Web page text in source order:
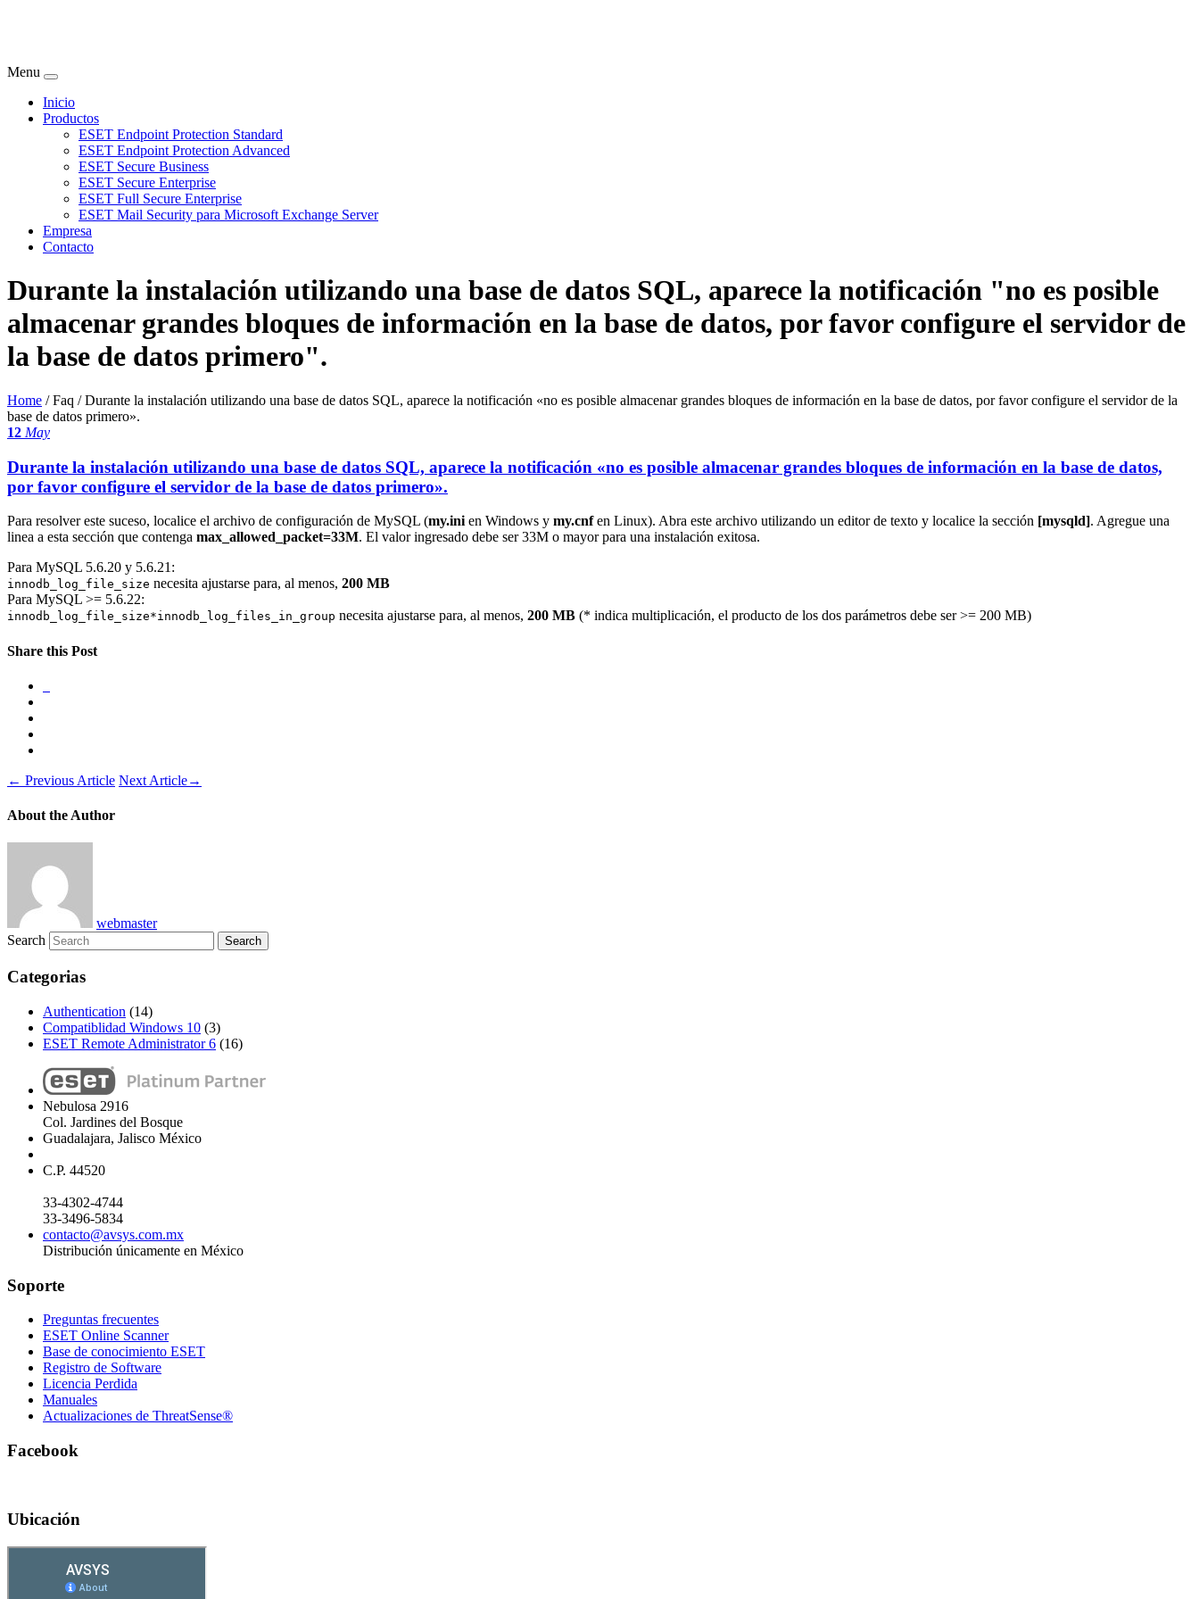
Menu
Inicio
Productos
ESET Endpoint Protection Standard
ESET Endpoint Protection Advanced
ESET Secure Business
ESET Secure Enterprise
ESET Full Secure Enterprise
ESET Mail Security para Microsoft Exchange Server
Empresa
Contacto
Durante la instalación utilizando una base de datos SQL, aparece la notificación "no es posible
almacenar grandes bloques de información en la base de datos, por favor configure el servidor de
la base de datos primero".
Home / Faq /Durante la instalación utilizando una base de datos SQL, aparece la notificación «no es posible almacenar grandes bloques de información en la base de datos, por favor configure el servidor de la
base de datos primero».
12 May
Durante la instalación utilizando una base de datos SQL, aparece la notificación «no es posible almacenar grandes bloques de información en la base de datos,
por favor configure el servidor de la base de datos primero».
Para resolver este suceso, localice el archivo de configuración de MySQL (my.ini en Windows y my.cnfen Linux). Abra este archivo utilizando un editor de texto y localice la sección [mysqld]. Agregue una
linea a esta sección que contenga max_allowed_packet=33M. El valor ingresado debe ser 33M o mayor para una instalación exitosa.
Para MySQL 5.6.20 y 5.6.21:
innodb_log_file_size necesita ajustarse para, al menos, 200 MB
Para MySQL >= 5.6.22:
innodb_log_file_size*innodb_log_files_in_group necesita ajustarse para, al menos, 200 MB (* indica multiplicación, el producto de los dos parámetros debe ser >= 200 MB)
Share this Post
← Previous Article Next Article→
About the Author
webmaster
Search
Categorias
Authentication (14)
Compatiblidad Windows 10 (3)
ESET Remote Administrator 6 (16)
Nebulosa 2916
Col. Jardines del Bosque
Guadalajara, Jalisco México
C.P. 44520
33-4302-4744
33-3496-5834
contacto@avsys.com.mx
Distribución únicamente en México
Soporte
Preguntas frecuentes
ESET Online Scanner
Base de conocimiento ESET
Registro de Software
Licencia Perdida
Manuales
Actualizaciones de ThreatSense®
Facebook
Ubicación